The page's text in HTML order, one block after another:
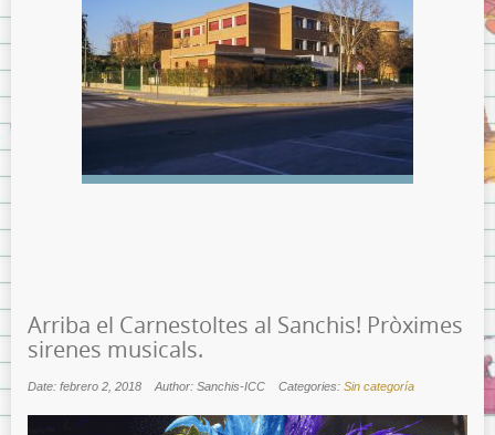
Arriba el Carnestoltes al Sanchis! Pròximes
sirenes musicals.
Date: febrero 2, 2018 Author: Sanchis-ICC Categories: Sin categoría